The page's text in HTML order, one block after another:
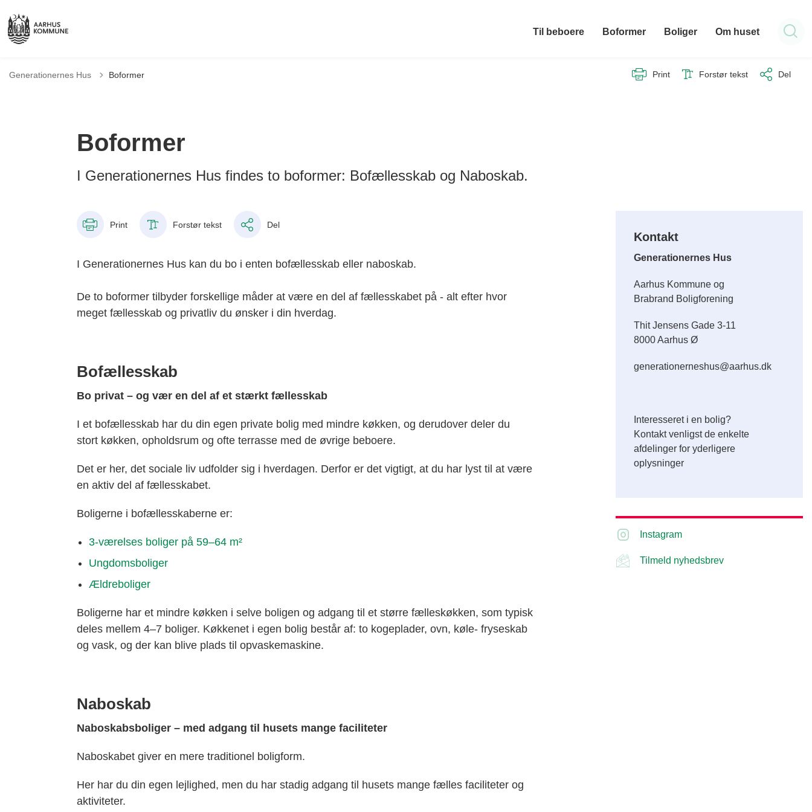
Til beboere Boformer Boliger Om huset
Generationernes Hus Boformer Print Forstør tekst Del
Boformer
I Generationernes Hus findes to boformer: Bofællesskab og Naboskab.
Print Forstør tekst Del
I Generationernes Hus kan du bo i enten bofællesskab eller naboskab.
De to boformer tilbyder forskellige måder at være en del af fællesskabet på - alt efter hvor
meget fællesskab og privatliv du ønsker i din hverdag.
Bofællesskab
Bo privat – og vær en del af et stærkt fællesskab
I et bofællesskab har du din egen private bolig med mindre køkken, og derudover deler du
stort køkken, opholdsrum og ofte terrasse med de øvrige beboere.
Det er her, det sociale liv udfolder sig i hverdagen. Derfor er det vigtigt, at du har lyst til at være
en aktiv del af fællesskabet.
Boligerne i bofællesskaberne er:
3-værelses boliger på 59–64 m²
Ungdomsboliger
Ældreboliger
Boligerne har et mindre køkken i selve boligen og adgang til et større fælleskøkken, som typisk
deles mellem 4–7 boliger. Køkkenet i egen bolig består af: to kogeplader, ovn, køle- fryseskab
og vask, og der kan blive plads til opvaskemaskine.
Naboskab
Naboskabsboliger – med adgang til husets mange faciliteter
Naboskabet giver en mere traditionel boligform.
Her har du din egen lejlighed, men du har stadig adgang til husets mange fælles faciliteter og
aktiviteter.
Kontakt
Generationernes Hus
Aarhus Kommune og
Brabrand Boligforening
Thit Jensens Gade 3-11
8000 Aarhus Ø
generationerneshus@aarhus.dk
Interesseret i en bolig?
Kontakt venligst de enkelte
afdelinger for yderligere
oplysninger
Instagram
Tilmeld nyhedsbrev